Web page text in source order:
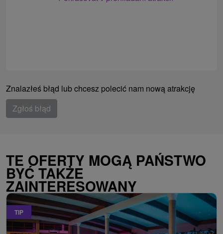
Znalazłeś błąd lub chcesz polecić nam nową atrakcję
Zgłoś błąd
TE OFERTY MOGĄ PAŃSTWO
BYĆ TAKŻE
ZAINTERESOWANY
TIP